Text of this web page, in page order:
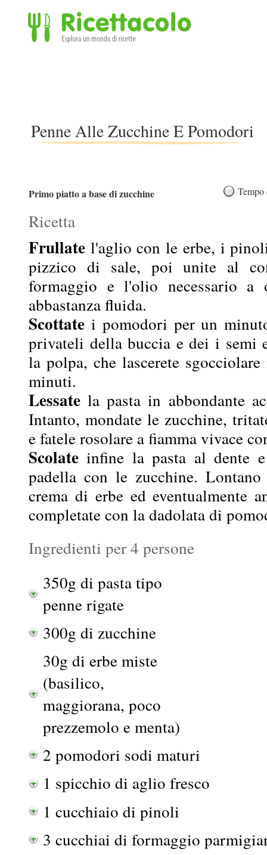
Penne Alle Zucchine E Pomodori
Primo piatto a base di zucchine
Ricetta
Frullate l'aglio con le erbe, i
pizzico di sale, poi unite al
formaggio e l'olio necessario a
abbastanza fluida.
Scottate i pomodori per un
privateli della buccia e dei i semi
la polpa, che lascerete
minuti.
Lessate la pasta in abbondante
Intanto, mondate le zucchine,
e fatele rosolare a fiamma vivace
Scolate infine la pasta al dente
padella con le zucchine.
crema di erbe ed eventualmente
completate con la dadolata di
Ingredienti per 4 persone
350g di pasta tipo
penne rigate
300g di zucchine
30g di erbe miste
(basilico,
maggiorana, poco
prezzemolo e menta)
2 pomodori sodi maturi
1 spicchio di aglio fresco
1 cucchiaio di pinoli
3 cucchiai di formaggio